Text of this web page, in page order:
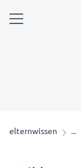
elternwissen